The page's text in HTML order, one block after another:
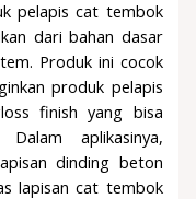
pelapis cat tembok
dari bahan dasar
Produk ini cocok
produk pelapis
finish yang bisa
aplikasinya,
dinding beton
lapisan cat tembok